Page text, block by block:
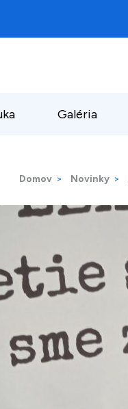
Galéria
Domov > Novinky >